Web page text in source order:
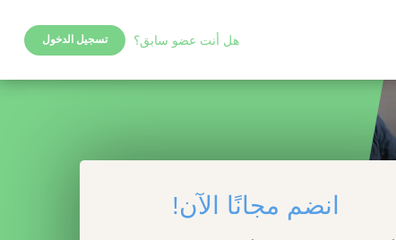
هل أنت عضو سابق؟ تسجيل الدخول
انضم مجانًا الآن!